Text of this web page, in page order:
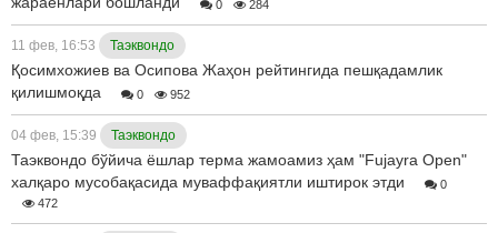
0 284
11 фев, 16:53 Таэквондо
Қосимхожиев ва Осипова Жаҳон рейтингида пешқадамлик
қилишмоқда
0 952
04 фев, 15:39 Таэквондо
Таэквондо бўйича ёшлар терма жамоамиз ҳам "Fujayra Open"
халқаро мусобақасида муваффақиятли иштирок этди
0
472